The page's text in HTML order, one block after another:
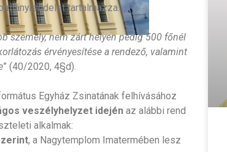
tartalmazza.
személy, nem zárt helyen pedig 500 főnél
érvényesítése a rendező, valamint
” (40/2020, 4§d).
Egyház Zsinatának felhívásához
veszélyhelyzet idején az alábbi rend
alkalmak:
, a Nagytemplom Imatermében lesz